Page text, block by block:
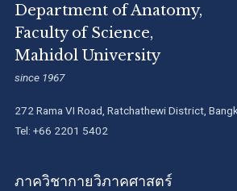
Department of Anatomy,
Faculty of Science,
Mahidol University
since 1967
272 Rama VI Road, Ratchathewi District,
Tel: +66 2201 5402
ภาควิชากายวิภาคศาสตร์